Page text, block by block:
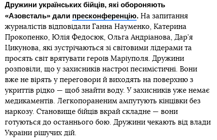
Дружини українських бійців, які обороняють
«Азовсталь» дали пресконференцію. На запитання
журналістів відповідали Ганна Науменко, Катерина
Прокопенко, Юлія Федосюк, Ольга Андріанова, Дар’я
Цикунова, які зустрічаються зі світовими лідерами та
просять світ врятувати героїв Маріуполя. Дружини
розповіли, що у захисників настрої песимістичні. Вони
вже не вірять у переговори й виходять на поверхню з
укриттів рідко — щоб знайти воду. У захисників уже немає
медикаментів. Легкопораненим ампутують кінцівки без
наркозу. Становище бійців вкрай складне — вони
готуються до останнього бою. Дружини чекають від влади
України рішучих дій.